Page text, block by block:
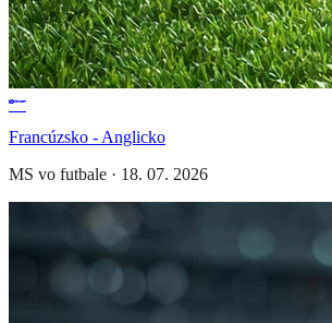
Francúzsko - Anglicko
MS vo futbale · 18. 07. 2026